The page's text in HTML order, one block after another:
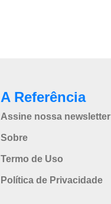
A Referência
Assine nossa newsletter
Sobre
Termo de Uso
Política de Privacidade